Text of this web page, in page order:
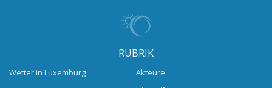
RUBRIK
Wetter in Luxemburg
Akteure